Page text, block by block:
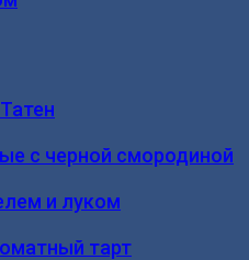
с черной смородиной
и луком
тарт